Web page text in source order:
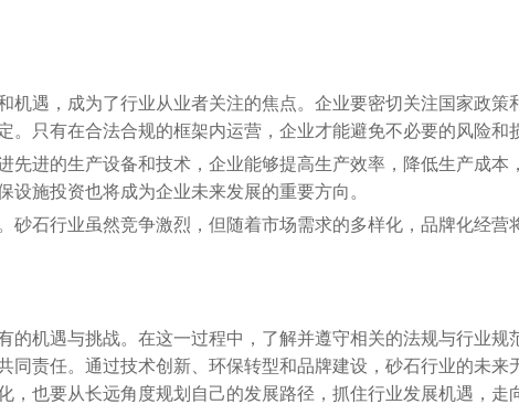
机遇，成为了行业从业者关注的焦点。企业要密切关注国家政策
只有在合法合规的框架内运营，企业才能避免不必要的风险和
先进的生产设备和技术，企业能够提高生产效率，降低生产成本
施投资也将成为企业未来发展的重要方向。
砂石行业虽然竞争激烈，但随着市场需求的多样化，品牌化经营
的机遇与挑战。在这一过程中，了解并遵守相关的法规与行业规
同责任。通过技术创新、环保转型和品牌建设，砂石行业的未来
，也要从长远角度规划自己的发展路径，抓住行业发展机遇，走